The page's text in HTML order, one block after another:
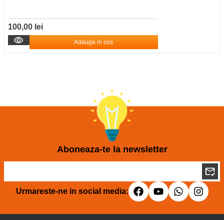
100,00 lei
Adauga in cos
Aboneaza-te la newsletter
Urmareste-ne in social media: